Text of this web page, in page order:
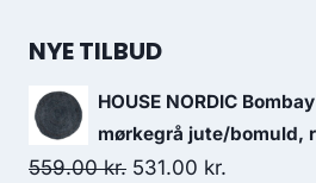
NYE TILBUD
HOUSE NORDIC
mørkegrå jute/bomuld,
559.00kr. 531.00 kr.